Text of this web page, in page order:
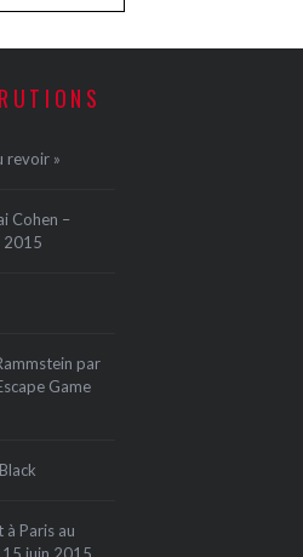
revoir »
Cohen –
2015
par
Game
à Paris au
juin 2015